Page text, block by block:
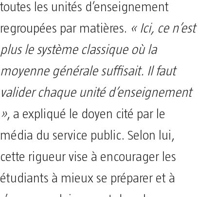
toutes les unités d’enseignement
regroupées par matières. « Ici, ce n’est
plus le système classique où la
moyenne générale suffisait. Il faut
valider chaque unité d’enseignement
», a expliqué le doyen cité par le
média du service public. Selon lui,
cette rigueur vise à encourager les
étudiants à mieux se préparer et à